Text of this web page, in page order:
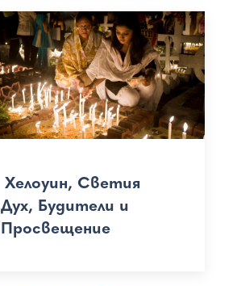
Хелоуин, Светия
Дух, Будители и
Просвещение